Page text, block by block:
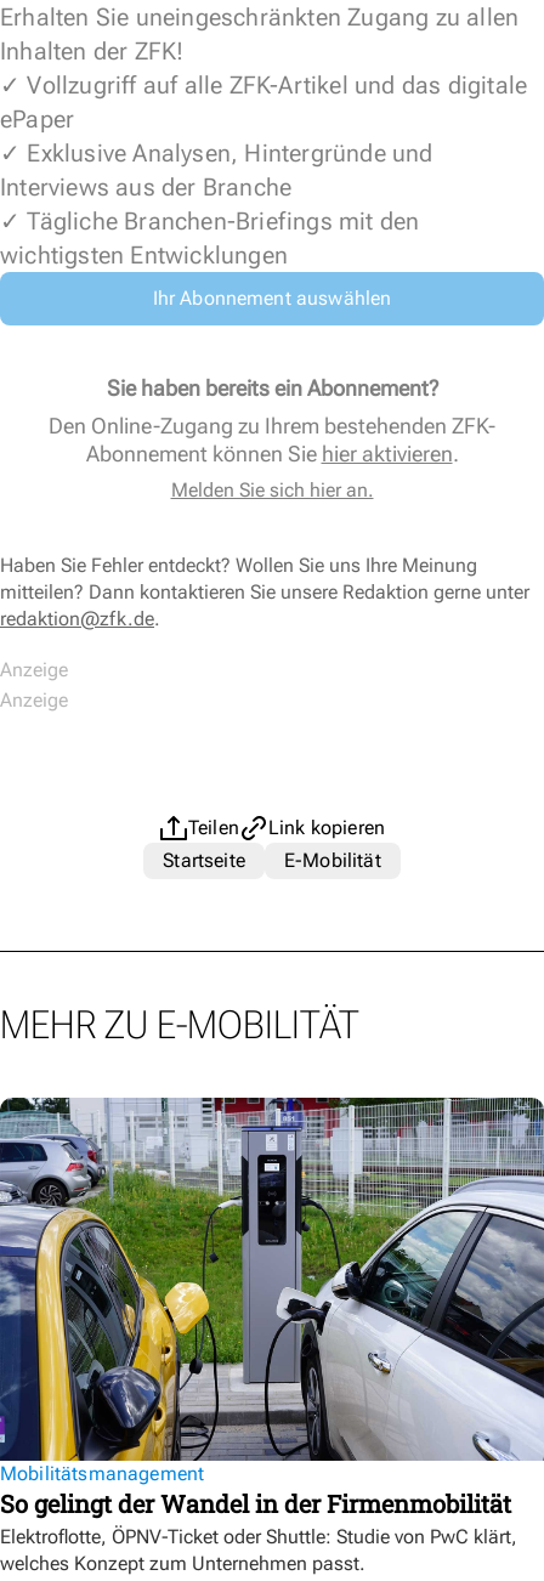
Erhalten Sie uneingeschränkten Zugang zu allen
Inhalten der ZFK!
✓ Vollzugriff auf alle ZFK-Artikel und das digitale
ePaper
✓ Exklusive Analysen, Hintergründe und
Interviews aus der Branche
✓ Tägliche Branchen-Briefings mit den
wichtigsten Entwicklungen
Ihr Abonnement auswählen
Sie haben bereits ein Abonnement?
Den Online-Zugang zu Ihrem bestehenden ZFK-
Abonnement können Sie hier aktivieren.
Melden Sie sich hier an.
Haben Sie Fehler entdeckt? Wollen Sie uns Ihre Meinung
mitteilen? Dann kontaktieren Sie unsere Redaktion gerne unter
redaktion@zfk.de.
Teilen
Link kopieren
Startseite
E-Mobilität
MEHR ZU E-MOBILITÄT
Mobilitätsmanagement
So gelingt der Wandel in der Firmenmobilität
Elektroflotte, ÖPNV-Ticket oder Shuttle: Studie von PwC klärt,
welches Konzept zum Unternehmen passt.